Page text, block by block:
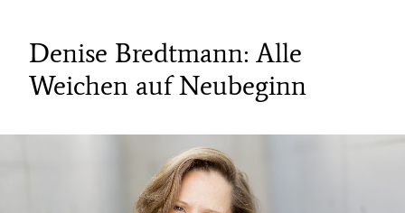
Denise Bredtmann: Alle
Weichen auf Neubeginn